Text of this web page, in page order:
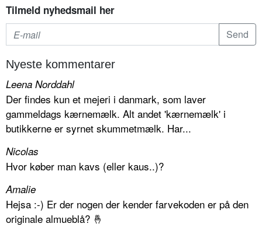
Tilmeld nyhedsmail her
Nyeste kommentarer
Leena Norddahl
Der findes kun et mejeri i danmark, som laver
gammeldags kærnemælk. Alt andet 'kærnemælk' i
butikkerne er syrnet skummetmælk. Har...
Nicolas
Hvor køber man kavs (eller kaus..)?
Amalie
Hejsa :-) Er der nogen der kender farvekoden er på den
originale almueblå? 🤞